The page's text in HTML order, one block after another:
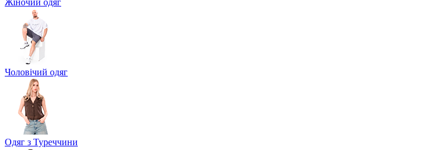
Жіночий одяг
Чоловічий одяг
Одяг з Туреччини